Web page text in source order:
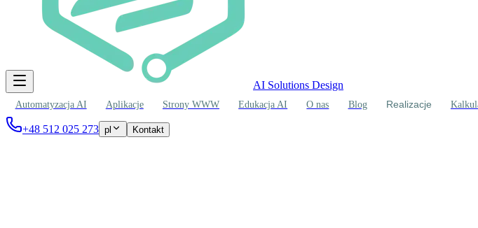
AI Solutions Design
Automatyzacja AI Aplikacje Strony WWW Edukacja AI O nas Blog Realizacje
+48 512 025 273 pl Kontakt